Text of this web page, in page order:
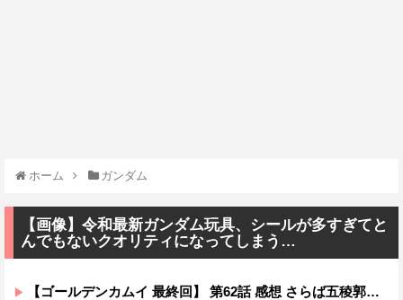
ホーム ガンダム
【画像】令和最新ガンダム玩具、シールが多すぎてと
んでもないクオリティになってしまう…
【ゴールデンカムイ 最終回】 第62話 感想 さらば五稜郭！戦いの舞台は暴走列車へ【最終章（5期）】